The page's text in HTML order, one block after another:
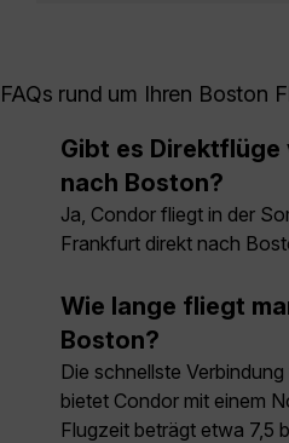
FAQs rund um Ihren Boston
Gibt es
nach Boston?
Ja, Condor fliegt in der
Frankfurt direkt nach
Wie lange fliegt
Boston?
Die schnellste
bietet Condor mit einem
Flugzeit beträgt etwa 7,5